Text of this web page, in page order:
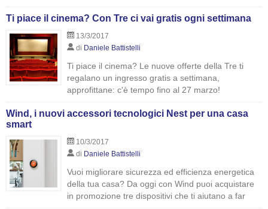
Ti piace il cinema? Con Tre ci vai gratis ogni settimana
13/3/2017
di Daniele Battistelli
Ti piace il cinema? Le nuove offerte della Tre ti
regalano un ingresso gratis a settimana,
approfittane: c'è tempo fino al 27 marzo!
Wind, i nuovi accessori tecnologici Nest per una casa
smart
10/3/2017
di Daniele Battistelli
Vuoi migliorare sicurezza ed efficienza energetica
della tua casa? Da oggi con Wind puoi acquistare
in promozione tre dispositivi che ti aiutano a far